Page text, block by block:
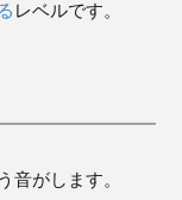
レベルです。
音がします。